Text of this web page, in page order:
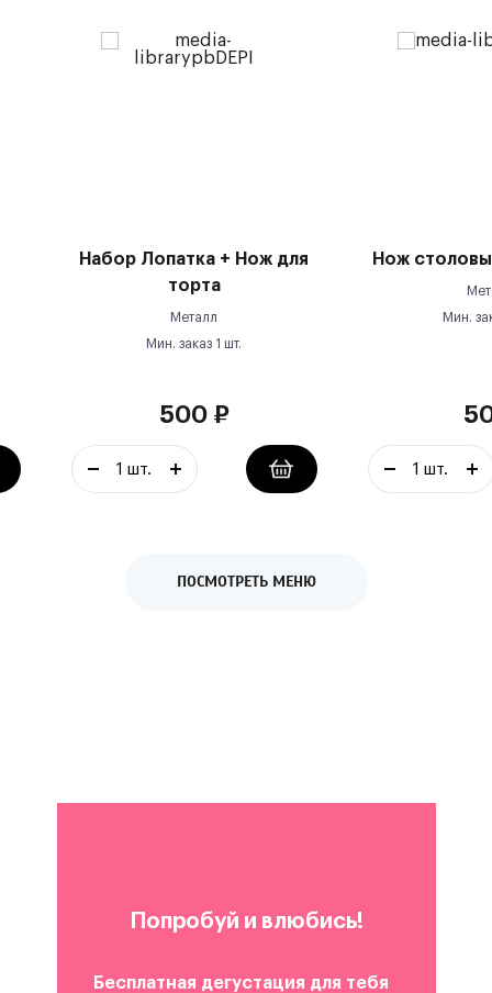
Набор Лопатка + Нож для
торта
Металл
Мин. заказ 1 шт.
500₽
Нож
Мин.
ПОСМОТРЕТЬ МЕНЮ
Попробуй и влюбись!
Бесплатная дегустация для тебя